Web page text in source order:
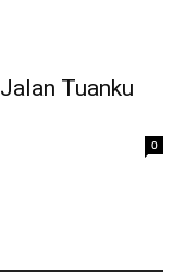
Tuanku
0